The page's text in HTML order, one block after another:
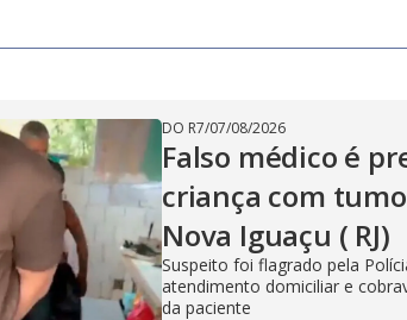
DO R7/07/08/2026
Falso médico é
criança com
Nova Iguaçu ( RJ)
Suspeito foi flagrado pela
atendimento domiciliar e
da paciente